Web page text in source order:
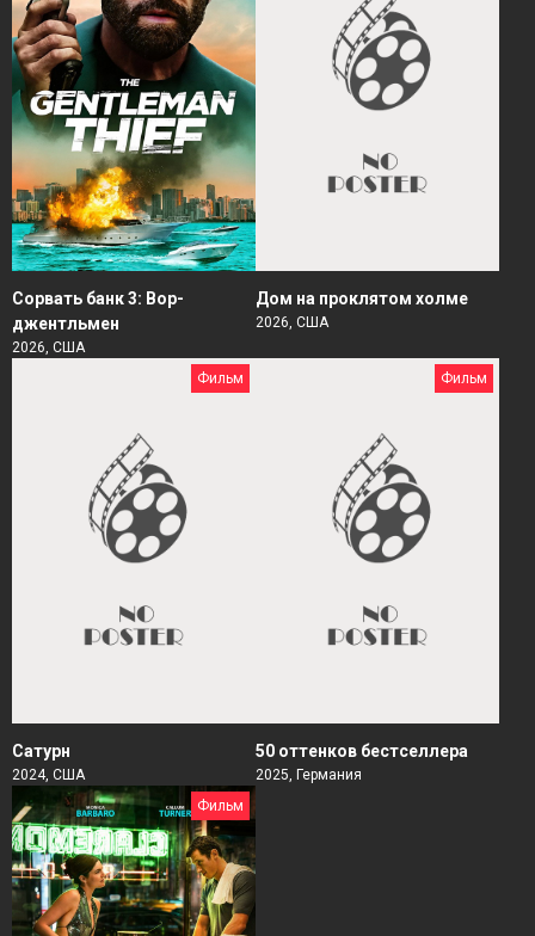
Сорвать банк 3: Вор-
джентльмен
2026, США
Дом на проклятом холме
2026, США
Фильм
Сатурн
2024, США
Фильм
50 оттенков бестселлера
2025, Германия
Фильм